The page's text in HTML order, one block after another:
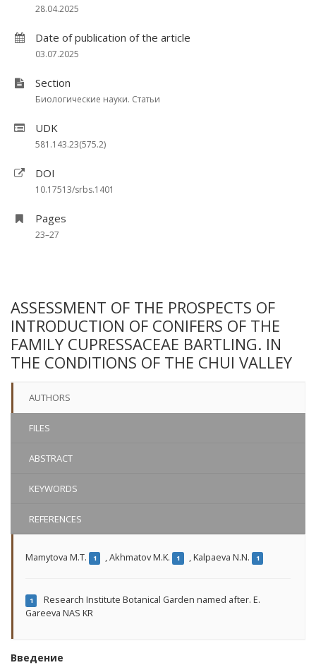
28.04.2025
Date of publication of the article
03.07.2025
Section
Биологические науки. Статьи
UDK
581.143.23(575.2)
DOI
10.17513/srbs.1401
Pages
23–27
ASSESSMENT OF THE PROSPECTS OF
INTRODUCTION OF CONIFERS OF THE
FAMILY CUPRESSACEAE BARTLING. IN
THE CONDITIONS OF THE CHUI VALLEY
AUTHORS
FILES
ABSTRACT
KEYWORDS
REFERENCES
Mamytova M.T. 1 ,Akhmatov M.K. 1 ,Kalpaeva N.N. 1
1
Research Institute Botanical Garden named after. E.
Gareeva NAS KR
Введение